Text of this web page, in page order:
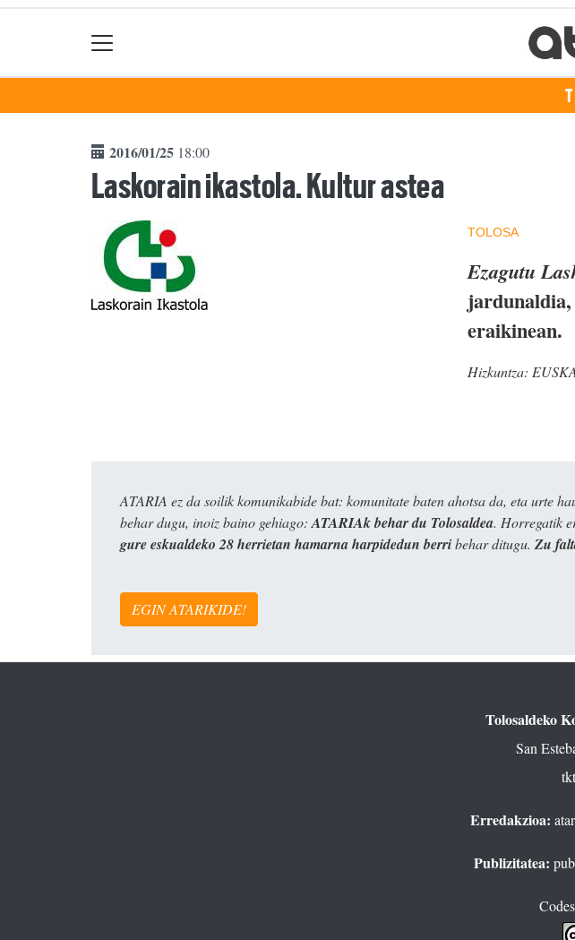
2016/01/25 18:00
Laskorain ikastola. Kultur astea
TOLOSA
Ezagutu
eraikinean.
Hizkuntza:
ATARIA ez da soilik komunikabide bat: komunitate baten ahotsa da, eta urte
behar dugu, inoiz baino gehiago: ATARIAk behar du Tolosaldea. Horregatik
gure eskualdeko 28 herrietan hamarna harpidedun berribehar ditugu. Zu
EGIN ATARIKIDE!
Tolosaldeko
San
Erredakzioa:
Publizitatea: